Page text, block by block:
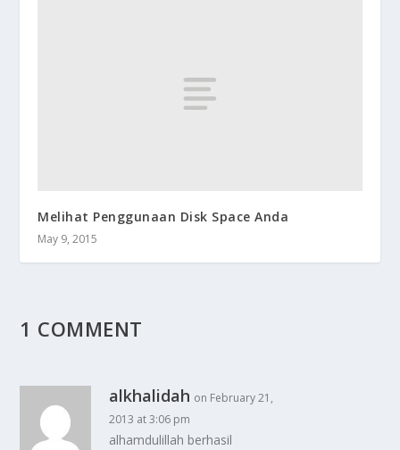
Melihat Penggunaan Disk Space Anda
May 9, 2015
1 COMMENT
alkhalidah on February 21,
2013 at 3:06 pm
alhamdulillah berhasil